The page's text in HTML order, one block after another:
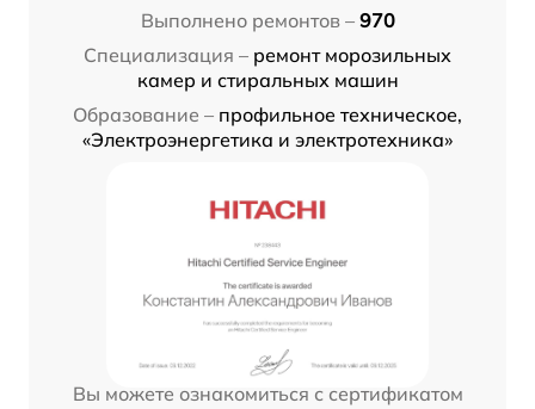
Выполнено ремонтов – 970
Специализация – ремонт морозильных
камер и стиральных машин
Образование – профильное техническое,
«Электроэнергетика и электротехника»
Вы можете ознакомиться с сертификатом